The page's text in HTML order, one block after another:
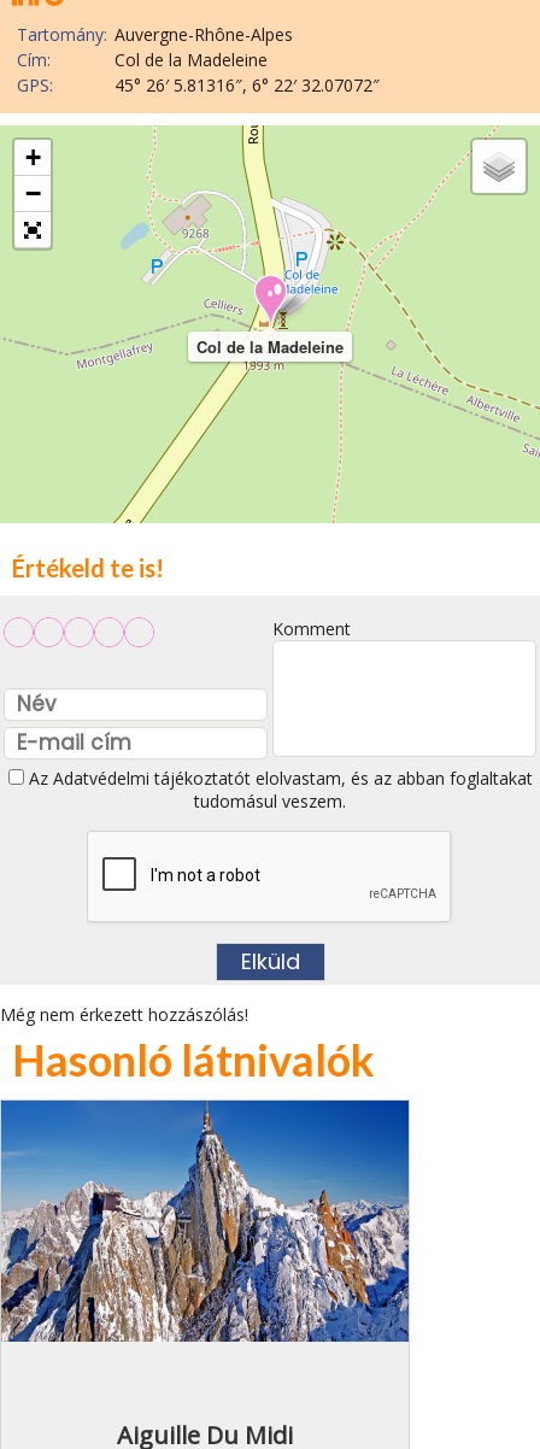
Tartomány: Auvergne-Rhône-Alpes
Cím:
Col de la Madeleine
GPS:
45° 26′ 5.81316″, 6° 22′ 32.07072″
Col de la Madeleine
+
−
Értékeld te is!
Komment
Az Adatvédelmi tájékoztatótelolvastam, és az abban foglaltakat
tudomásul veszem.
Még nem érkezett hozzászólás!
Hasonló látnivalók
Aiguille Du Midi